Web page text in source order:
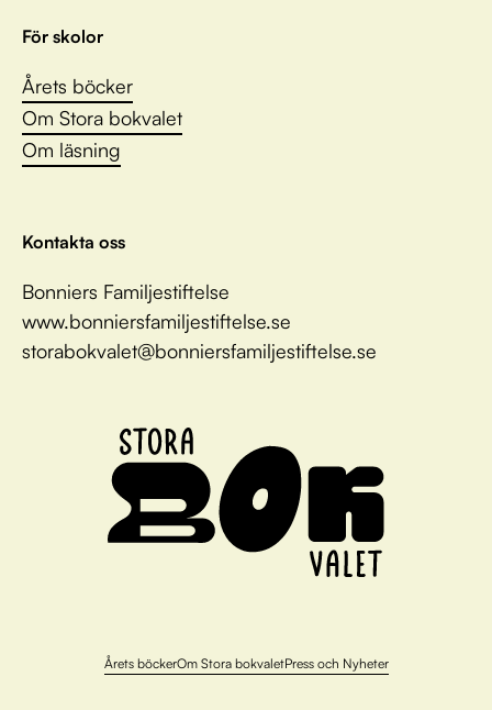
För skolor
Årets böcker
Om Stora bokvalet
Om läsning
Kontakta oss
Bonniers Familjestiftelse
www.bonniersfamiljestiftelse.se
storabokvalet@bonniersfamiljestiftelse.se
Årets böckerOm Stora bokvaletPress och Nyheter